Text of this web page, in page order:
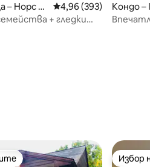
отзива
– Норс К
Средна оценка: 4,96
4,96 (393)
+ гледки
Кондо –
Избор
Избор